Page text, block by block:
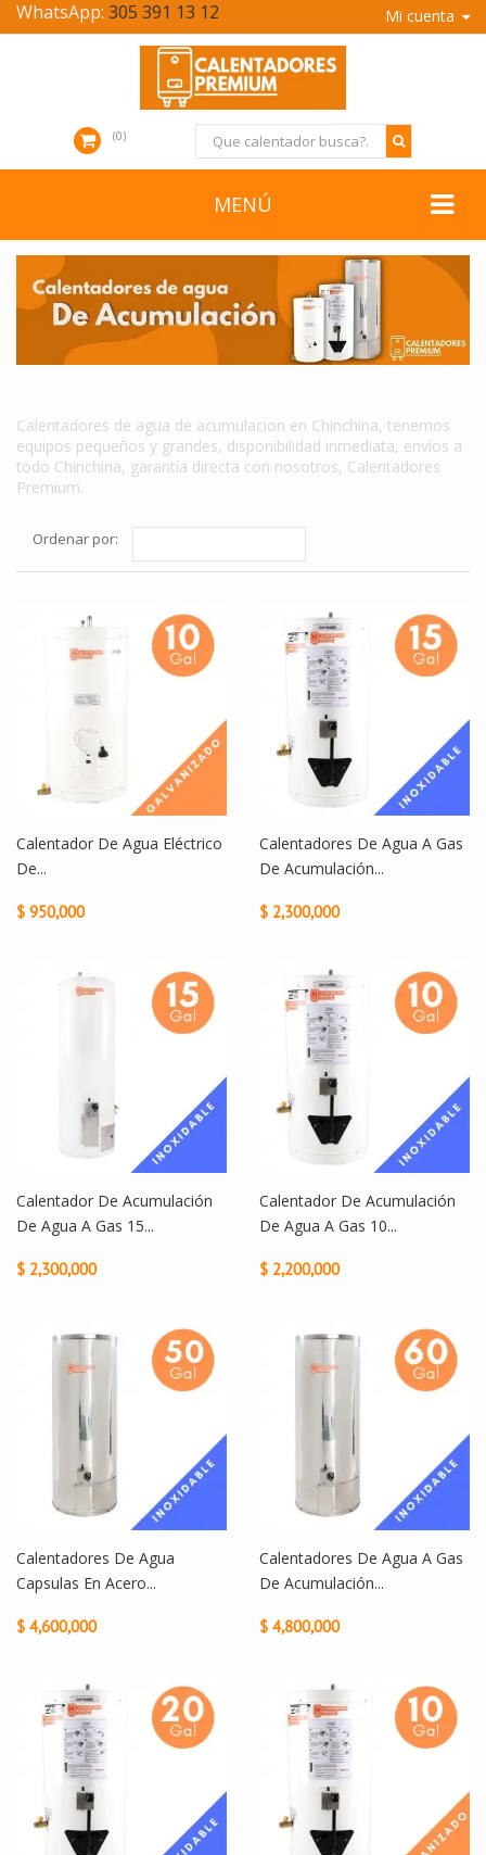
Mi cuenta
WhatsApp: 305 391 13 12
0
MENÚ
Calentadores de agua de acumulacion en Chinchina, tenemos
equipos pequeños y grandes, disponibilidad inmediata, envíos a
todo Chinchina, garantía directa con nosotros, Calentadores
Premium.
Ordenar por:
Calentador De Agua Eléctrico
De...
$ 950,000
Calentadores De Agua A Gas
De Acumulación...
$ 2,300,000
Calentador De Acumulación
De Agua A Gas 15...
$ 2,300,000
Calentador De Acumulación
De Agua A Gas 10...
$ 2,200,000
Calentadores De Agua
Capsulas En Acero...
$ 4,600,000
Calentadores De Agua A Gas
De Acumulación...
$ 4,800,000